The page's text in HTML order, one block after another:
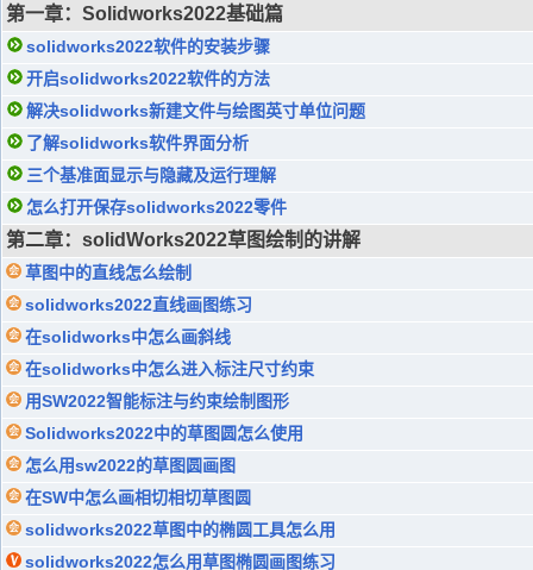
第一章：Solidworks2022基础篇
solidworks2022软件的安装步骤
开启solidworks2022软件的方法
解决solidworks新建文件与绘图英寸单位问题
了解solidworks软件界面分析
三个基准面显示与隐藏及运行理解
怎么打开保存solidworks2022零件
第二章：solidWorks2022草图绘制的讲解
草图中的直线怎么绘制
solidworks2022直线画图练习
在solidworks中怎么画斜线
在solidworks中怎么进入标注尺寸约束
用SW2022智能标注与约束绘制图形
Solidworks2022中的草图圆怎么使用
怎么用sw2022的草图圆画图
在SW中怎么画相切相切草图圆
solidworks2022草图中的椭圆工具怎么用
solidworks2022怎么用草图椭圆画图练习